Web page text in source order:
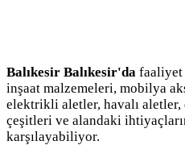
Balıkesir Balıkesir'da faaliyet
inşaat malzemeleri, mobilya
elektrikli aletler, havalı
çeşitleri ve alandaki
karşılayabiliyor.